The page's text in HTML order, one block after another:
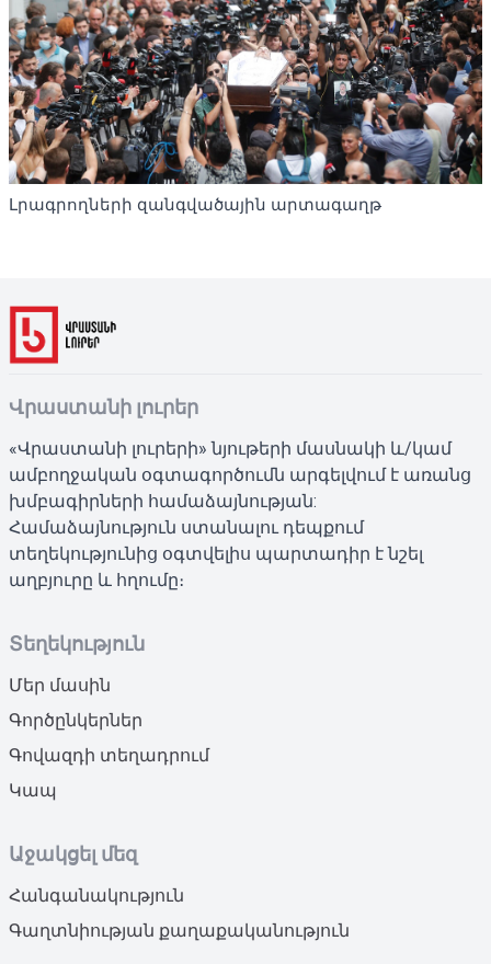
Լրագրողների զանգվածային արտագաղթ
Վրաստանի լուրեր
«Վրաստանի լուրերի» նյութերի մասնակի և/կամ
ամբողջական օգտագործումն արգելվում է առանց
խմբագիրների համաձայնության:
Համաձայնություն ստանալու դեպքում
տեղեկությունից օգտվելիս պարտադիր է նշել
աղբյուրը և հղումը։
Տեղեկություն
Մեր մասին
Գործընկերներ
Գովազդի տեղադրում
Կապ
Աջակցել մեզ
Հանգանակություն
Գաղտնիության քաղաքականություն